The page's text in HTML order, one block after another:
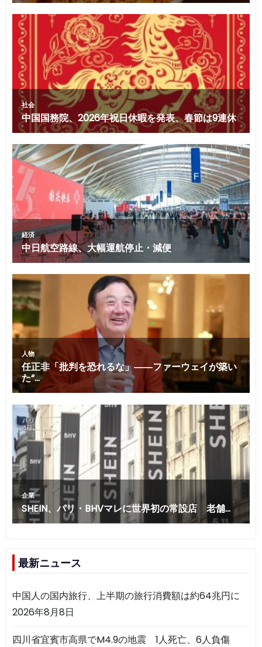
最新ニュース
中国人の国内旅行、上半期の旅行消費額は約64兆円に
2026年8月8日
四川省宜賓市高県でM4.9の地震 1人死亡、6人負傷